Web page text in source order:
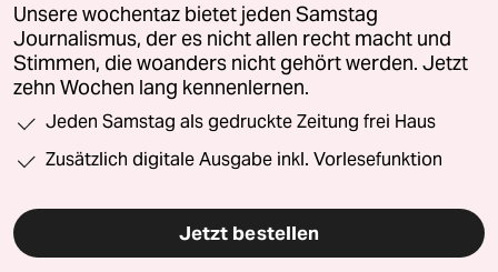
Unsere wochentaz bietet jeden Samstag
Journalismus, der es nicht allen recht macht und
Stimmen, die woanders nicht gehört werden. Jetzt
zehn Wochen lang kennenlernen.
Jeden Samstag als gedruckte Zeitung frei Haus
Zusätzlich digitale Ausgabe inkl. Vorlesefunktion
Jetzt bestellen